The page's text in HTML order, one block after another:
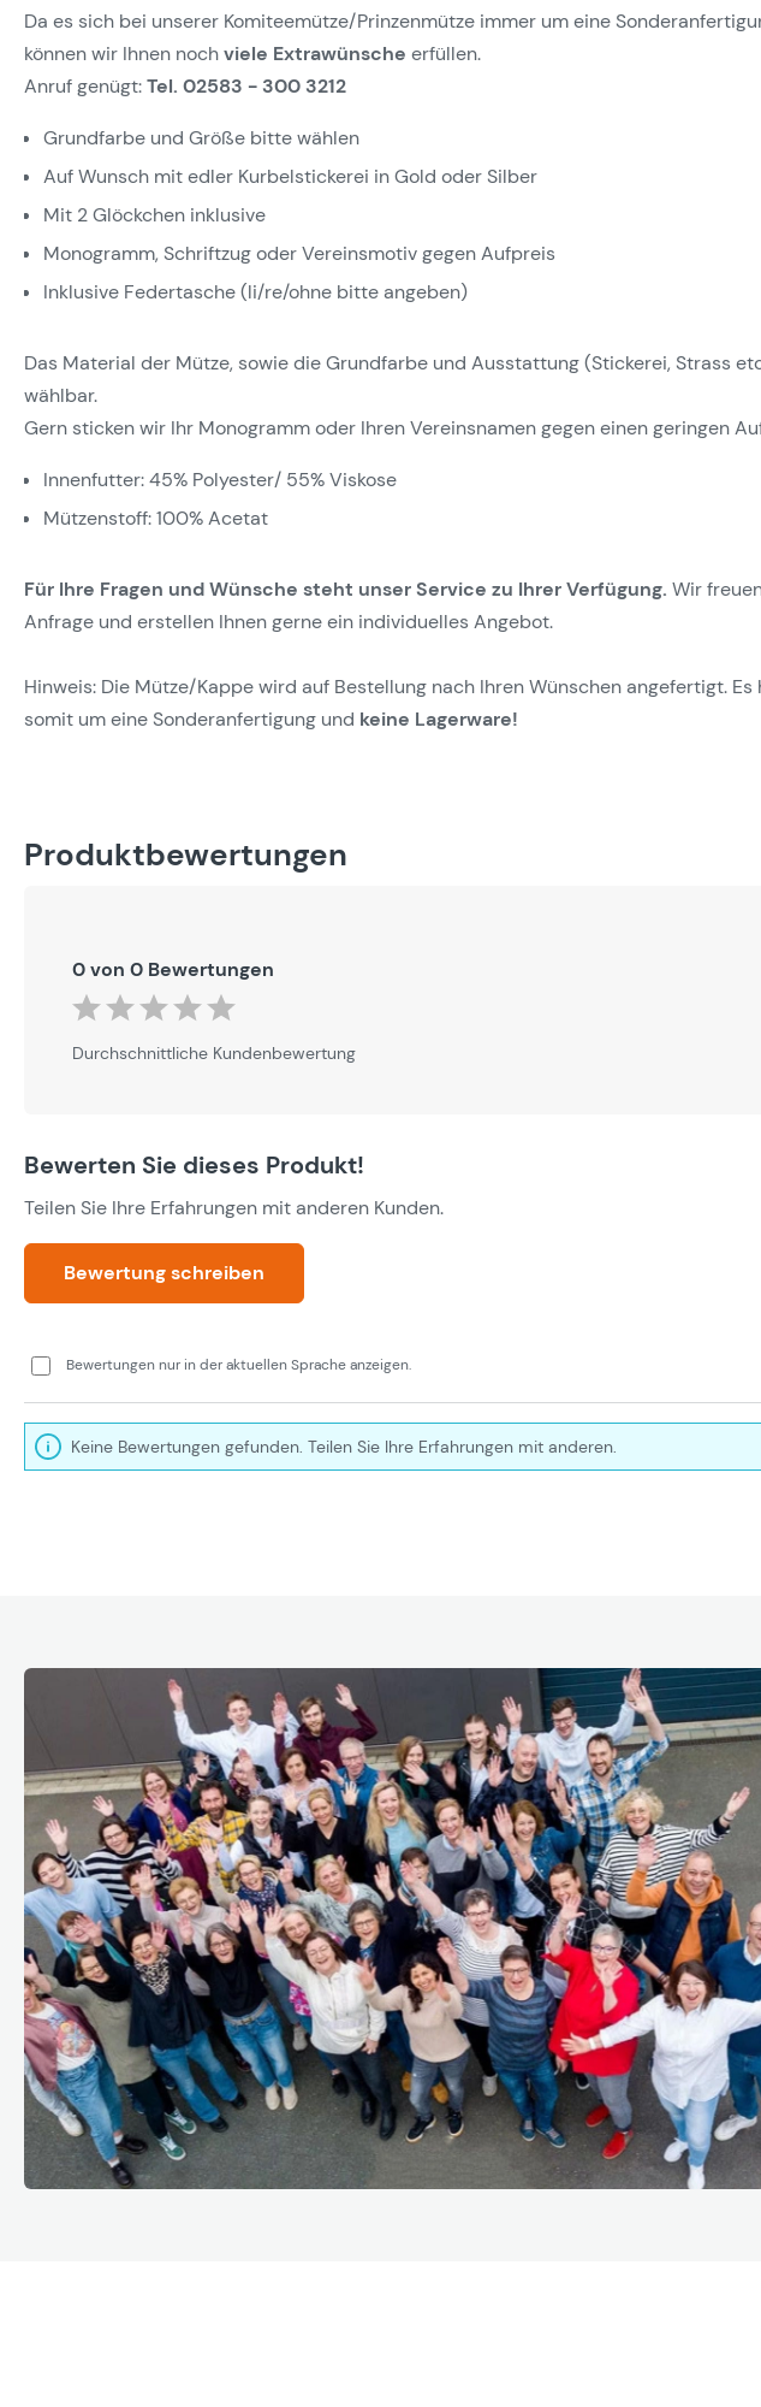
Da es sich bei unserer Komiteemütze/Prinzenmütze immer um eine
können wir Ihnen nochviele Extrawünsche erfüllen.
Anruf genügt:Tel. 02583 - 300 3212
Grundfarbe und Größe bitte wählen
Auf Wunsch mit edler Kurbelstickerei in Gold oder Silber
Mit 2 Glöckchen inklusive
Monogramm, Schriftzug oder Vereinsmotiv gegen Aufpreis
Inklusive Federtasche (li/re/ohne bitte angeben)
Das Material der Mütze, sowie die Grundfarbe und Ausstattung (Stickerei, Strass
wählbar.
Gern sticken wir Ihr Monogramm oder Ihren Vereinsnamen gegen einen geringen
Innenfutter: 45% Polyester/ 55% Viskose
Mützenstoff: 100% Acetat
Für Ihre Fragen und Wünsche steht unser Service zu Ihrer Verfügung. Wir
Anfrage und erstellen Ihnen gerne ein individuelles Angebot.
Hinweis: Die Mütze/Kappe wird auf Bestellung nach Ihren Wünschen angefertigt.
somit um eine Sonderanfertigung und keine Lagerware!
Produktbewertungen
0 von 0 Bewertungen
Durchschnittliche Bewertung von 0 von 5 Sternen
Durchschnittliche Kundenbewertung
Bewerten Sie dieses Produkt!
Teilen Sie Ihre Erfahrungen mit anderen Kunden.
Bewertung schreiben
Bewertungen nur in der aktuellen Sprache anzeigen.
Keine Bewertungen gefunden. Teilen Sie Ihre Erfahrungen mit anderen.